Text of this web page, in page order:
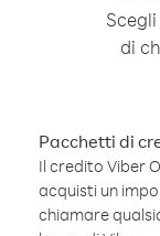
di
Pacchetti di
Il credito Viber
acquisti un
chiamare